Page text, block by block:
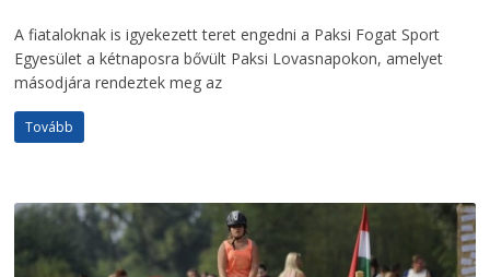
A fiataloknak is igyekezett teret engedni a Paksi Fogat Sport
Egyesület a kétnaposra bővült Paksi Lovasnapokon, amelyet
másodjára rendeztek meg az
Tovább